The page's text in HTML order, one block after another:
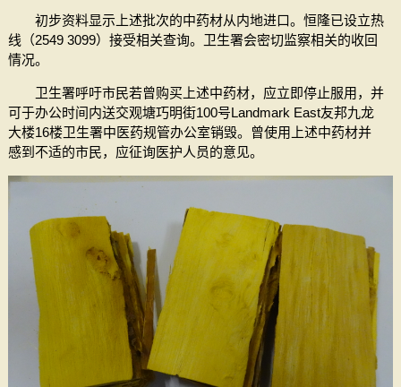
初步资料显示上述批次的中药材从内地进口。恒隆已设立热
线（2549 3099）接受相关查询。卫生署会密切监察相关的收回
情况。
卫生署呼吁市民若曾购买上述中药材，应立即停止服用，并
可于办公时间内送交观塘巧明街100号Landmark East友邦九龙
大楼16楼卫生署中医药规管办公室销毁。曾使用上述中药材并
感到不适的市民，应征询医护人员的意见。